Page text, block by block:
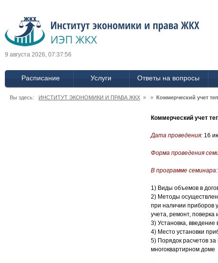
9 августа 2026, 07:37:57
Расписание Услуги Ответы на вопросы
Вы здесь: ИНСТИТУТ ЭКОНОМИКИ И ПРАВА ЖКХ » » Коммерческий учет
Коммерческий учет
Дата проведения: 16
Форма проведения
В программе семинара:
1) Виды объемов в
2) Методы
при наличии приборов
учета, ремонт, поверка
3) Установка, введение
4) Место установки
5) Порядок расчетов
многоквартирном доме